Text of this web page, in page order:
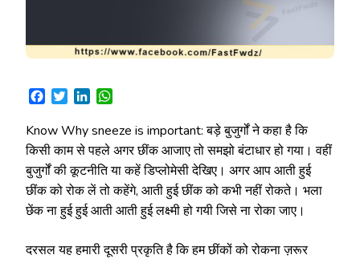
Facebook
TwitterLinkedIn
Know Why sneeze is important: बड़े बुजुर्गों ने कहा है कि
किसी काम से पहले अगर छींक आजाए तो समझो बंटाधार हो गया। वहीं
बुजुर्गों की कूटनीति या कहें डिप्लोमेसी देखिए। अगर आप आती हुई
छींक को रोक लें तो कहेंगे, आती हुई छींक को कभी नहीं रोकते। भला
छेंक ना हुई हुई आती आती हुई लक्ष्मी हो गयी जिसे ना रोका जाए।
दरसल यह हमारी दूसरी प्रकृति है कि हम छींकों को रोकना ज़रूर